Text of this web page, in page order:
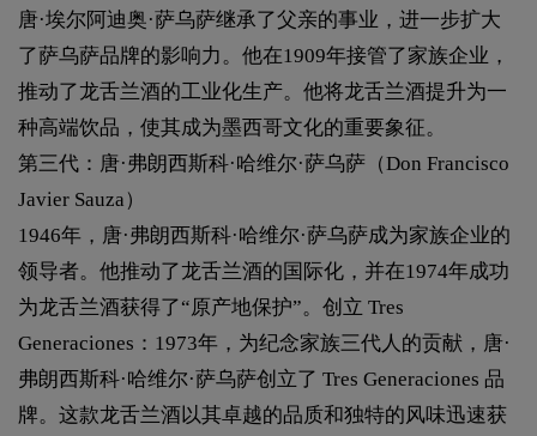
唐·埃尔阿迪奥·萨乌萨继承了父亲的事业，进一步扩大
了萨乌萨品牌的影响力。他在1909年接管了家族企业，
推动了龙舌兰酒的工业化生产。他将龙舌兰酒提升为一
种高端饮品，使其成为墨西哥文化的重要象征。
第三代：唐·弗朗西斯科·哈维尔·萨乌萨（Don Francisco
Javier Sauza）
1946年，唐·弗朗西斯科·哈维尔·萨乌萨成为家族企业的
领导者。他推动了龙舌兰酒的国际化，并在1974年成功
为龙舌兰酒获得了“原产地保护”。创立 Tres
Generaciones：1973年，为纪念家族三代人的贡献，唐·
弗朗西斯科·哈维尔·萨乌萨创立了 Tres Generaciones 品
牌。这款龙舌兰酒以其卓越的品质和独特的风味迅速获